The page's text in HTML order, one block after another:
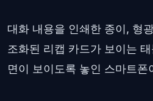
대화 내용을 인쇄한 종이, 형
조화된 리캡 카드가 보이는
면이 보이도록 놓인 스마트폰